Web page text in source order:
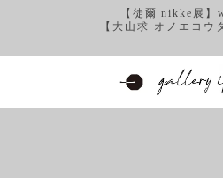
【徒爾 nikke展】
【大山求 オノエコウ